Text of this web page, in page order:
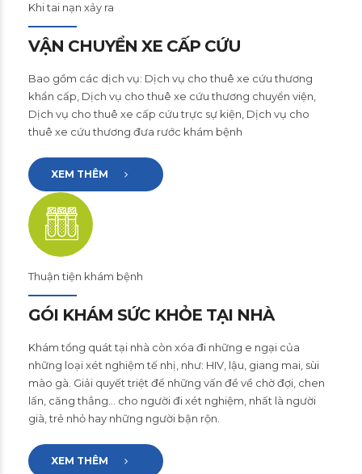
Khi tai nạn xảy ra
VẬN CHUYỂN XE CẤP CỨU
Bao gồm các dịch vụ: Dịch vụ cho thuê xe cứu thương
khẩn cấp, Dịch vụ cho thuê xe cứu thương chuyển viện,
Dịch vụ cho thuê xe cấp cứu trực sự kiện, Dịch vụ cho
thuê xe cứu thương đưa rước khám bệnh
XEM THÊM
Thuận tiện khám bệnh
GÓI KHÁM SỨC KHỎE TẠI NHÀ
Khám tổng quát tại nhà còn xóa đi những e ngại của
những loại xét nghiệm tế nhị, như: HIV, lậu, giang mai, sùi
mào gà. Giải quyết triệt để những vấn đề về chờ đợi, chen
lấn, căng thẳng… cho người đi xét nghiệm, nhất là người
già, trẻ nhỏ hay những người bận rộn.
XEM THÊM